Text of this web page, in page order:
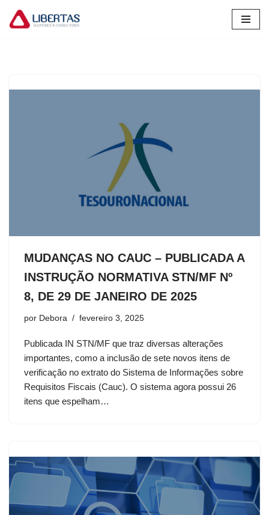
Pular
MUDANÇAS NO CAUC – PUBLICADA A
INSTRUÇÃO NORMATIVA STN/MF Nº
8, DE 29 DE JANEIRO DE 2025
por Debora fevereiro 3, 2025
Publicada IN STN/MF que traz diversas alterações
importantes, como a inclusão de sete novos itens de
verificação no extrato do Sistema de Informações sobre
Requisitos Fiscais (Cauc). O sistema agora possui 26
itens que espelham…